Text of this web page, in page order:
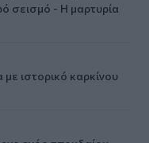
σεισμό - Η μαρτυρία
ιστορικό καρκίνου